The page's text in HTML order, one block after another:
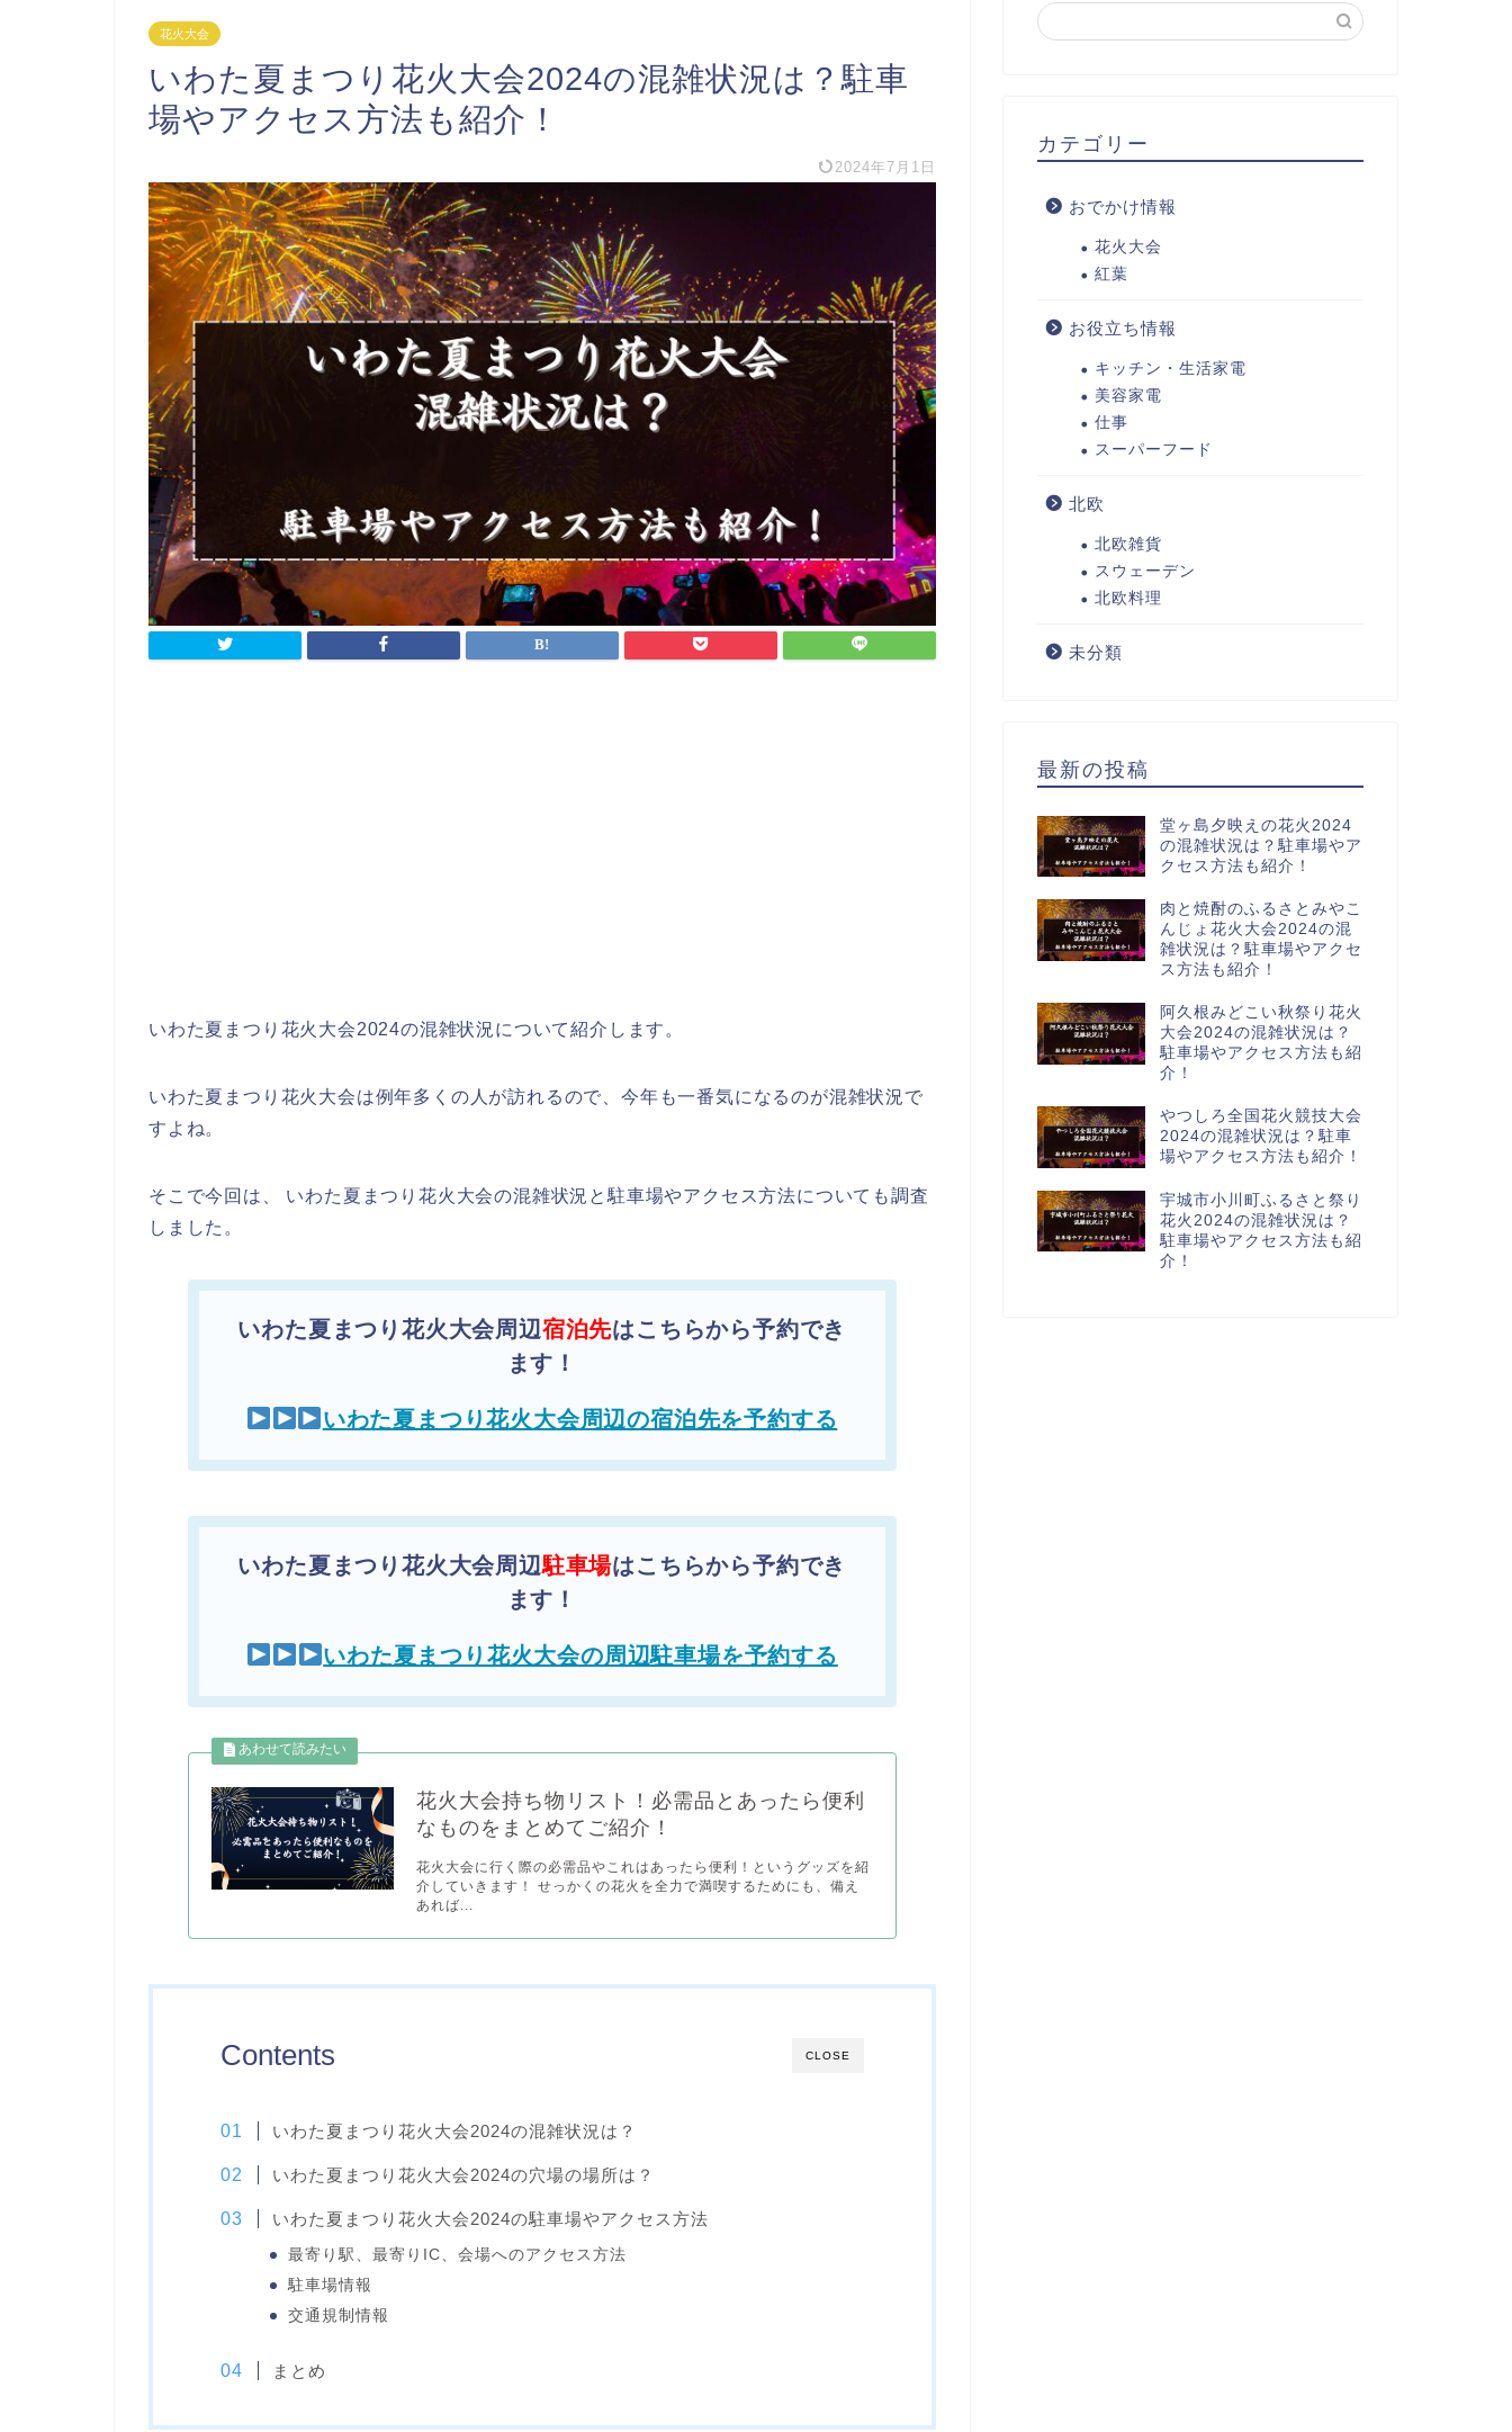
花火大会
いわた夏まつり花火大会2024の混雑状況は？駐車
場やアクセス方法も紹介！
2024年7月1日
いわた夏まつり花火大会2024の混雑状況について紹介します。
いわた夏まつり花火大会は例年多くの人が訪れるので、今年も一番気になるのが混雑状況で
すよね。
そこで今回は、 いわた夏まつり花火大会の混雑状況と駐車場やアクセス方法についても調査
しました。
いわた夏まつり花火大会周辺宿泊先はこちらから予約でき
ます！
いわた夏まつり花火大会周辺の宿泊先を予約する
いわた夏まつり花火大会周辺駐車場はこちらから予約でき
ます！
いわた夏まつり花火大会の周辺駐車場を予約する
花火大会持ち物リスト！必需品とあったら便利
なものをまとめてご紹介！
花火大会に行く際の必需品やこれはあったら便利！というグッズを紹
介していきます！ せっかくの花火を全力で満喫するためにも、備え
あれば...
CLOSE
Contents
いわた夏まつり花火大会2024の混雑状況は？
いわた夏まつり花火大会2024の穴場の場所は？
いわた夏まつり花火大会2024の駐車場やアクセス方法
最寄り駅、最寄りIC、会場へのアクセス方法
駐車場情報
交通規制情報
まとめ
カテゴリー
おでかけ情報
花火大会
紅葉
お役立ち情報
キッチン・生活家電
美容家電
仕事
スーパーフード
北欧
北欧雑貨
スウェーデン
北欧料理
未分類
最新の投稿
堂ヶ島夕映えの花火2024
の混雑状況は？駐車場やア
クセス方法も紹介！
肉と焼酎のふるさとみやこ
んじょ花火大会2024の混
雑状況は？駐車場やアクセ
ス方法も紹介！
阿久根みどこい秋祭り花火
大会2024の混雑状況は？
駐車場やアクセス方法も紹
介！
やつしろ全国花火競技大会
2024の混雑状況は？駐車
場やアクセス方法も紹介！
宇城市小川町ふるさと祭り
花火2024の混雑状況は？
駐車場やアクセス方法も紹
介！